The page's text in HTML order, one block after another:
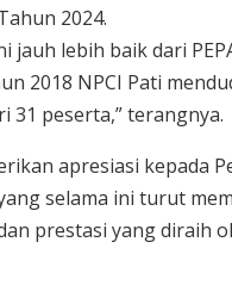
2024.
jauh lebih baik dari
2018 NPCI Pati
31 peserta,” terangnya.
apresiasi kepada
selama ini turut
prestasi yang diraih